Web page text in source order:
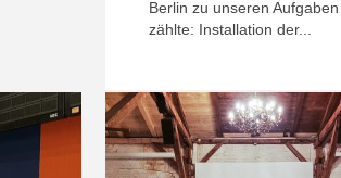
Berlin zu unseren Aufgaben
zählte: Installation der...